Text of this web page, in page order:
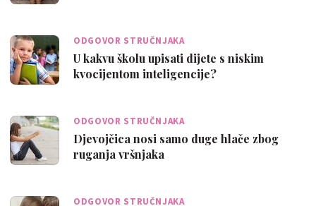
ODGOVOR STRUČNJAKA
U kakvu školu upisati dijete s niskim
kvocijentom inteligencije?
ODGOVOR STRUČNJAKA
Djevojčica nosi samo duge hlače zbog
ruganja vršnjaka
ODGOVOR STRUČNJAKA